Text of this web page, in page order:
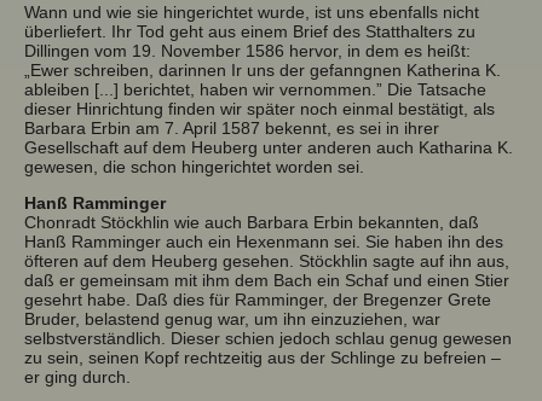
Wann und wie sie hingerichtet wurde, ist uns ebenfalls nicht
überliefert. Ihr Tod geht aus einem Brief des Statthalters zu
Dillingen vom 19. November 1586 hervor, in dem es heißt:
„Ewer schreiben, darinnen Ir uns der gefanngnen Katherina K.
ableiben [...] berichtet, haben wir vernommen.” Die Tatsache
dieser Hinrichtung finden wir später noch einmal bestätigt, als
Barbara Erbin am 7. April 1587 bekennt, es sei in ihrer
Gesellschaft auf dem Heuberg unter anderen auch Katharina K.
gewesen, die schon hingerichtet worden sei.
Hanß Ramminger
Chonradt Stöckhlin wie auch Barbara Erbin bekannten, daß
Hanß Ramminger auch ein Hexenmann sei. Sie haben ihn des
öfteren auf dem Heuberg gesehen. Stöckhlin sagte auf ihn aus,
daß er gemeinsam mit ihm dem Bach ein Schaf und einen Stier
gesehrt habe. Daß dies für Ramminger, der Bregenzer Grete
Bruder, belastend genug war, um ihn einzuziehen, war
selbstverständlich. Dieser schien jedoch schlau genug gewesen
zu sein, seinen Kopf rechtzeitig aus der Schlinge zu befreien –
er ging durch.